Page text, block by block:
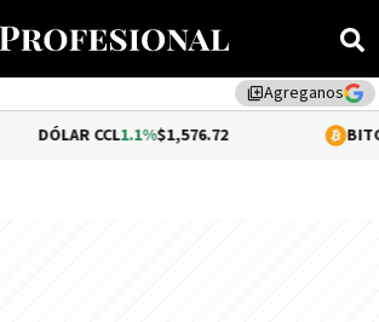
library_addAgreganos
1.1%$1,576.72 BITCOIN-0.18%